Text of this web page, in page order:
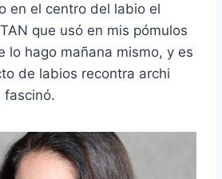
en el centro del labio el
que usó en mis pómulos
lo hago mañana mismo, y es
de labios recontra archi
fascinó.